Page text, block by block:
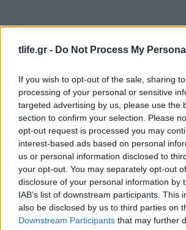
tlife.gr - Do Not Process My
If you wish to opt-out of the sale, sharing
processing of your personal or sensitive
targeted advertising by us, please use the
section to confirm your selection. Please
opt-out request is processed you may
interest-based ads based on personal
us or personal information disclosed to
your opt-out. You may separately opt-out
disclosure of your personal information by
IAB’s list of downstream participants. This
also be disclosed by us to third parties on
Downstream Participants that may further
Κατερίνα Καινούργιου: Η νέα
κόρης της από τις διακοπές τους
08.08.2026